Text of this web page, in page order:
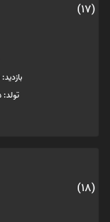
(17)
بازدید: 71 - کد متوفی: 5061985
تولد: 1343/06/15 فوت: 1362/05/16
(18)